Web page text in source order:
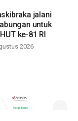
jalani
untuk
ke-81 RI
2026